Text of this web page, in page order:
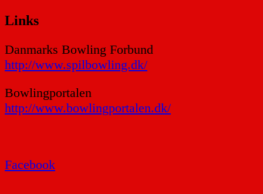
Links
Danmarks Bowling Forbund
http://www.spilbowling.dk/
Bowlingportalen
http://www.bowlingportalen.dk/
Facebook